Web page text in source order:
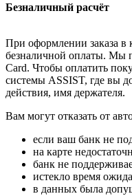
Безналичный расчёт
При оформлении заказа в
безналичной оплаты. Мы
Card. Чтобы оплатить
системы ASSIST, где вы
действия, имя держателя.
Вам могут отказать от
если ваш банк не
на карте
банк не
истекло время
в данных была